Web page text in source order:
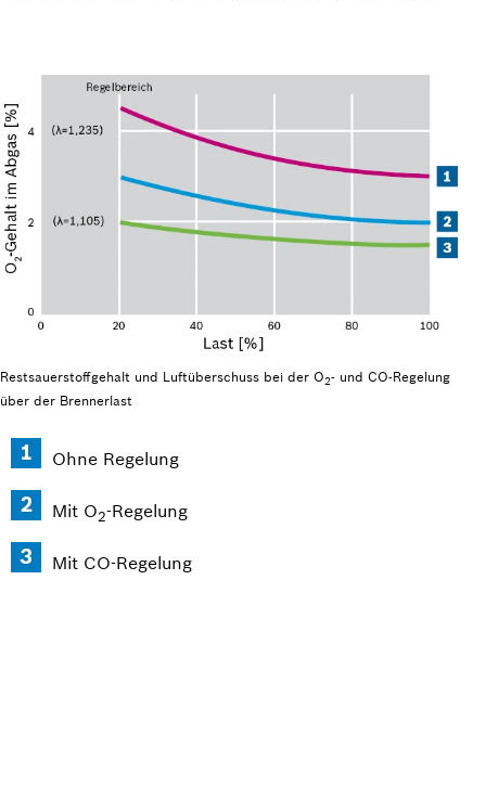
Restsauerstoffgehalt und Luftüberschuss bei der O2- und CO-Regelung
über der Brennerlast
Ohne Regelung
Mit O2-Regelung
Mit CO-Regelung